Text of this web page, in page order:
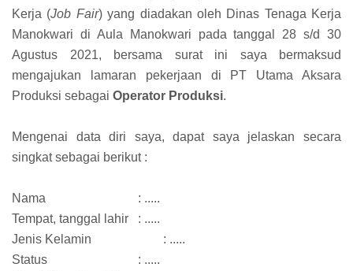
Kerja (Job Fair) yang diadakan oleh Dinas Tenaga Kerja
Manokwari di Aula Manokwari pada tanggal 28 s/d 30
Agustus 2021, bersama surat ini saya bermaksud
mengajukan lamaran pekerjaan di PT Utama Aksara
Produksi sebagai Operator Produksi.
Mengenai data diri saya, dapat saya jelaskan secara
singkat sebagai berikut :
Nama
: .....
Tempat, tanggal lahir
: .....
Jenis Kelamin
: .....
Status
: .....